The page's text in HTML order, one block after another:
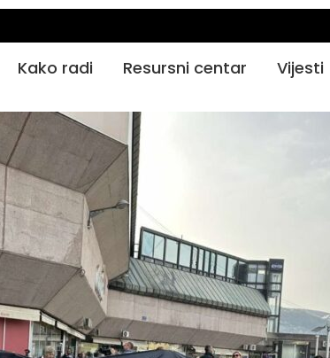
Kako radi Resursni centar Vijesti